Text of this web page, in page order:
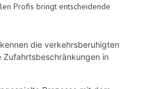
Profis bringt entscheidende
die verkehrsberuhigten
Zufahrtsbeschränkungen in